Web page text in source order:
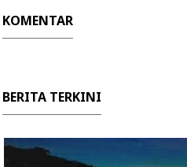
KOMENTAR
BERITA TERKINI